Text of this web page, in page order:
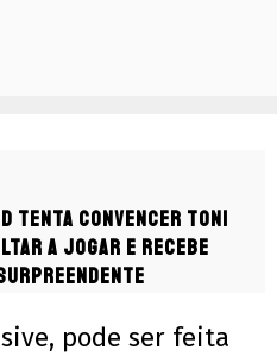
tenta convencer Toni
a jogar e recebe
pode ser feita